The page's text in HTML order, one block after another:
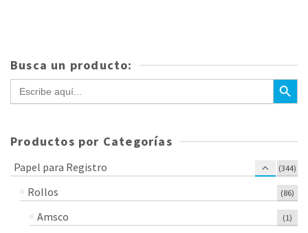
Busca un producto:
Buscar: Botón de
Productos por Categorías
Papel para Registro (344)
Rollos (86)
Amsco (1)